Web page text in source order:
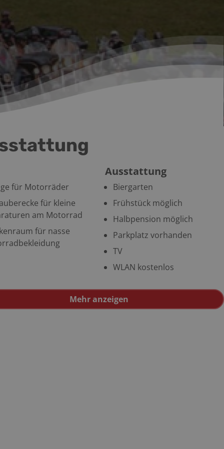
für Motorräder
für kleine
am Motorrad
für nasse
Ausstattung
Biergarten
Frühstück möglich
Halbpension möglich
Parkplatz vorhanden
TV
WLAN kostenlos
Mehr anzeigen